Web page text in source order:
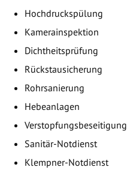
Hochdruckspülung
Kamerainspektion
Dichtheitsprüfung
Rückstausicherung
Rohrsanierung
Hebeanlagen
Verstopfungsbeseitigung
Sanitär-Notdienst
Klempner-Notdienst